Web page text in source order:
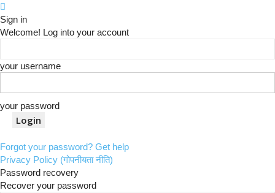
Sign in
Welcome! Log into your account
your username
your password
Forgot your password? Get help
Privacy Policy (गोपनीयता नीति)
Password recovery
Recover your password